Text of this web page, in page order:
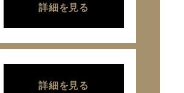
詳細を見る
詳細を見る